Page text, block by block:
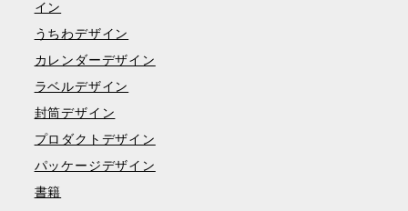
イン
うちわデザイン
カレンダーデザイン
ラベルデザイン
封筒デザイン
プロダクトデザイン
パッケージデザイン
書籍